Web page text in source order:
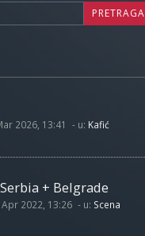
PRETRAGA
2026, 13:41 - u: Kafić
+ Belgrade
Apr 2022, 13:26 - u: Scena